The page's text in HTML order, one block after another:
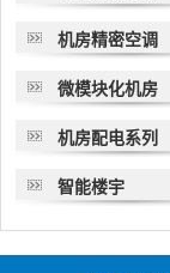
机房精密空调
微模块化机房
机房配电系列
智能楼宇